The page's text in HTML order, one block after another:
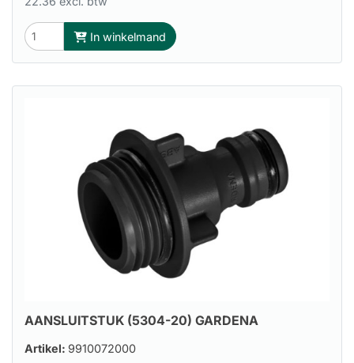
In winkelmand
AANSLUITSTUK (5304-20) GARDENA
Artikel: 9910072000